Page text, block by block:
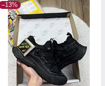
–13%